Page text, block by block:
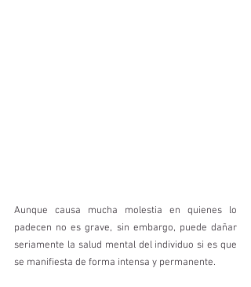
Aunque causa mucha molestia en quienes lo
padecen no es grave, sin embargo, puede dañar
seriamente la salud mental del individuo si es que
se manifiesta de forma intensa y permanente.